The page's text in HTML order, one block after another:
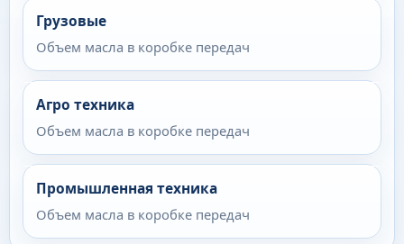
Грузовые
Объем масла в коробке передач
Агро техника
Объем масла в коробке передач
Промышленная техника
Объем масла в коробке передач